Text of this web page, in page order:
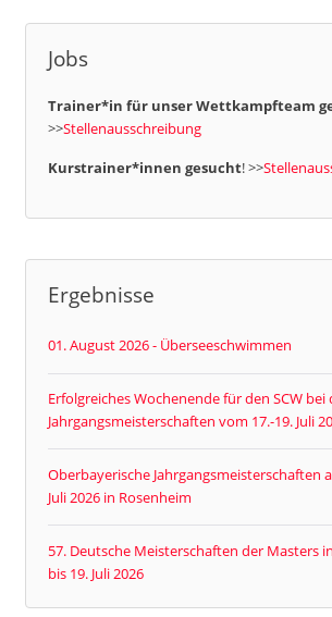
Jobs
Trainer*in für unser Wettkampfteam
>>Stellenausschreibung
Kurstrainer*innen gesucht! >>
Ergebnisse
01. August 2026 - Überseeschwimmen
Erfolgreiches Wochenende für den SCW bei
Jahrgangsmeisterschaften vom 17.-19. Juli
Oberbayerische Jahrgangsmeisterschaften
Juli 2026 in Rosenheim
57. Deutsche Meisterschaften der Masters
bis 19. Juli 2026